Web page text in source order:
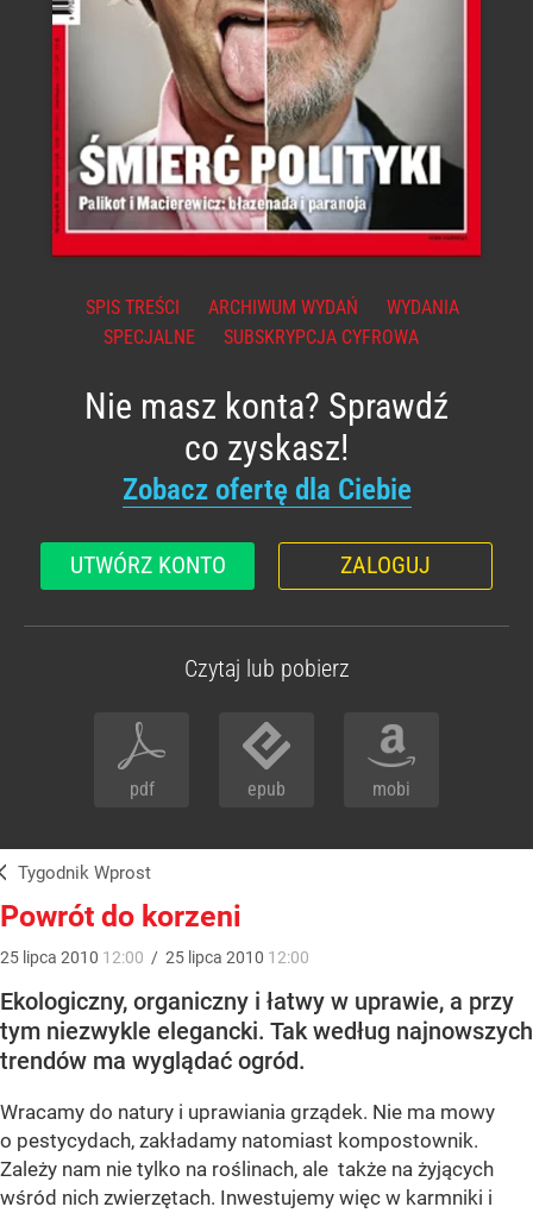
SPIS TREŚCI ARCHIWUM WYDAŃ
WYDANIA
SPECJALNE
SUBSKRYPCJA CYFROWA
Nie masz konta? Sprawdź
co zyskasz!
Zobacz ofertę dla Ciebie
UTWÓRZ KONTO ZALOGUJ
Czytaj lub pobierz
pdf epub mobi
Tygodnik Wprost
Powrót do korzeni
25 lipca 2010 12:00 / 25 lipca 2010 12:00
Ekologiczny, organiczny i łatwy w uprawie, a przy
tym niezwykle elegancki. Tak według najnowszych
trendów ma wyglądać ogród.
Wracamy do natury i uprawiania grządek. Nie ma mowy
o pestycydach, zakładamy natomiast kompostownik.
Zależy nam nie tylko na roślinach, ale także na żyjących
wśród nich zwierzętach. Inwestujemy więc w karmniki i